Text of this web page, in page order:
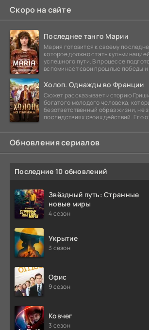
Скоро на сайте
Последнее танго Марии
Мария готовится к своему
которое должно стать
успешного пути. В процессе
вспоминает свои прошлые победы
Холоп. Однажды во Франции
Сюжет рассказывает историю
богатого молодого человека,
безответственный образ жизни, не
последствиях своих действий. Его
Обновления сериалов
Последние 10 обновлений
Звёздный путь: Странные
новые миры
4 сезон
Укрытие
3 сезон
Офис
9 сезон
Ковчег
3 сезон